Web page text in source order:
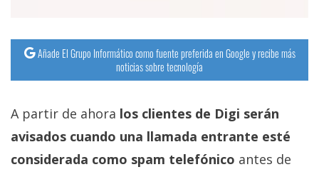
Añade El Grupo Informático como fuente preferida en Google y recibe más
noticias sobre tecnología
A partir de ahora los clientes de Digi serán
avisados cuando una llamada entrante esté
considerada como spam telefónico antes de